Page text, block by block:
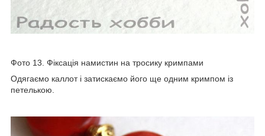
Фото 13. Фіксація намистин на тросику кримпами
Одягаємо каллот і затискаємо його ще одним кримпом із
петелькою.